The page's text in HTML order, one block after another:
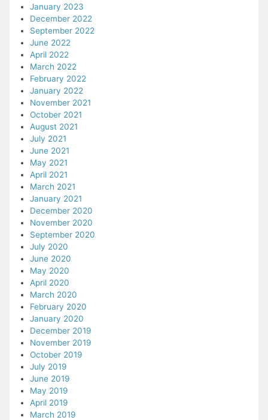
January 2023
December 2022
September 2022
June 2022
April 2022
March 2022
February 2022
January 2022
November 2021
October 2021
August 2021
July 2021
June 2021
May 2021
April 2021
March 2021
January 2021
December 2020
November 2020
September 2020
July 2020
June 2020
May 2020
April 2020
March 2020
February 2020
January 2020
December 2019
November 2019
October 2019
July 2019
June 2019
May 2019
April 2019
March 2019